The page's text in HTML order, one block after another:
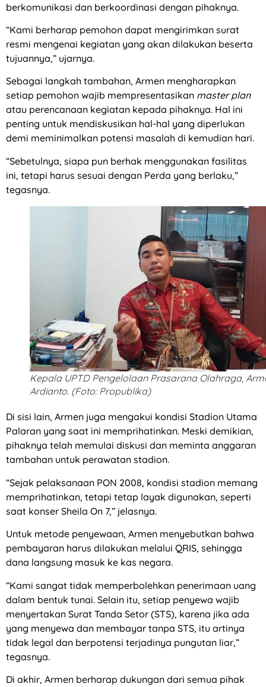
berkomunikasi dan berkoordinasi dengan pihaknya.
“Kami berharap pemohon dapat mengirimkan surat
resmi mengenai kegiatan yang akan dilakukan beserta
tujuannya,” ujarnya.
Sebagai langkah tambahan, Armen mengharapkan
setiap pemohon wajib mempresentasikan master plan
atau perencanaan kegiatan kepada pihaknya. Hal ini
penting untuk mendiskusikan hal-hal yang diperlukan
demi meminimalkan potensi masalah di kemudian hari.
“Sebetulnya, siapa pun berhak menggunakan fasilitas
ini, tetapi harus sesuai dengan Perda yang berlaku,”
tegasnya.
Kepala UPTD Pengelolaan Prasarana Olahraga,
Ardianto. (Foto: Propublika)
Di sisi lain, Armen juga mengakui kondisi Stadion Utama
Palaran yang saat ini memprihatinkan. Meski demikian,
pihaknya telah memulai diskusi dan meminta anggaran
tambahan untuk perawatan stadion.
“Sejak pelaksanaan PON 2008, kondisi stadion memang
memprihatinkan, tetapi tetap layak digunakan, seperti
saat konser Sheila On 7,” jelasnya.
Untuk metode penyewaan, Armen menyebutkan bahwa
pembayaran harus dilakukan melalui QRIS, sehingga
dana langsung masuk ke kas negara.
“Kami sangat tidak memperbolehkan penerimaan uang
dalam bentuk tunai. Selain itu, setiap penyewa wajib
menyertakan Surat Tanda Setor (STS), karena jika ada
yang menyewa dan membayar tanpa STS, itu artinya
tidak legal dan berpotensi terjadinya pungutan liar,”
tegasnya.
Di akhir, Armen berharap dukungan dari semua pihak